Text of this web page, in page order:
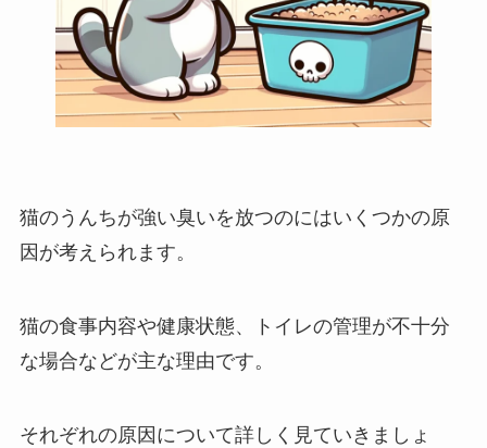
猫のうんちが強い臭いを放つのにはいくつかの原
因が考えられます。
猫の食事内容や健康状態、トイレの管理が不十分
な場合などが主な理由です。
それぞれの原因について詳しく見ていきましょ